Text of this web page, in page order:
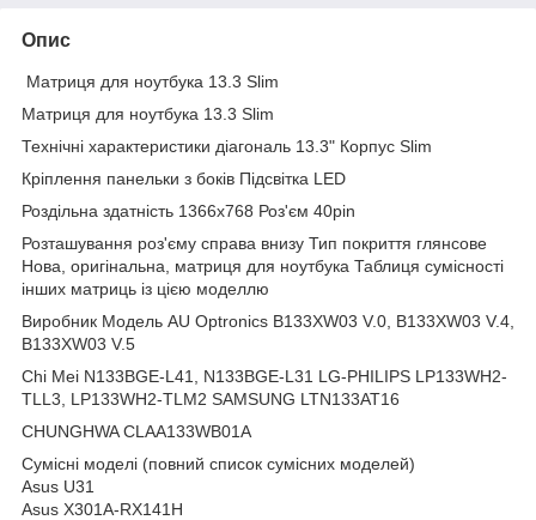
Опис
Матриця для ноутбука 13.3 Slim
Матриця для ноутбука 13.3 Slim
Технічні характеристики діагональ 13.3" Корпус Slim
Кріплення панельки з боків Підсвітка LED
Роздільна здатність 1366х768 Роз'єм 40pin
Розташування роз'єму справа внизу Тип покриття глянсове
Нова, оригінальна, матриця для ноутбука Таблиця сумісності
інших матриць із цією моделлю
Виробник Модель AU Optronics B133XW03 V.0, B133XW03 V.4,
B133XW03 V.5
Chi Mei N133BGE-L41, N133BGE-L31 LG-PHILIPS LP133WH2-
TLL3, LP133WH2-TLM2 SAMSUNG LTN133AT16
CHUNGHWA CLAA133WB01A
Сумісні моделі (повний список сумісних моделей)
Asus U31
Asus X301A-RX141H